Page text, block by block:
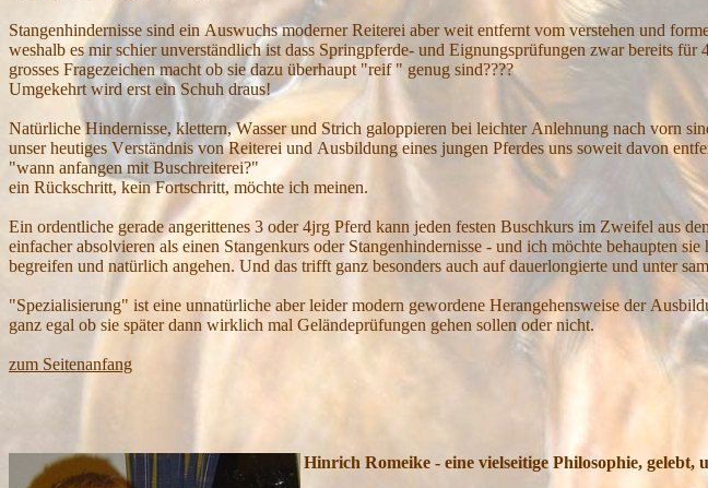
Stangenhindernisse sind ein Auswuchs modernerReiterei aber weit entfernt vom verstehen und
weshalb es mir schier unverständlich ist dass Springpferde- und Eignungsprüfungen zwarbereits für
grosses Fragezeichen macht ob sie dazu überhaupt "reif " genug sind????
Umgekehrt wird erst einSchuh draus!
NatürlicheHindernisse, klettern,Wasser und Strich galoppieren bei leichter Anlehnung nach vorn
unser heutiges Verständnis vonReiterei und Ausbildung eines jungen Pferdes uns soweit davon
"wann anfangen mitBuschreiterei?"
ein Rückschritt, keinFortschritt, möchte ich meinen.
Ein ordentliche gerade angerittenes 3 oder4jrg Pferd kann jeden festen Buschkurs im Zweifel aus
einfacher absolvieren als einen Stangenkurs oder Stangenhindernisse - und ich möchte behaupten sie
begreifen und natürlich angehen. Und das trifft ganz besonders auch auf dauerlongierte und unter
"Spezialisierung" ist eine unnatürliche aber leider modern gewordene Herangehensweise der Ausb
ganz egal ob sie späterdann wirklich mal Geländeprüfungen gehen sollenoder nicht.
zum Seitenanfang
Hinrich Romeike - eine vielseitige Philosophie, gelebt,